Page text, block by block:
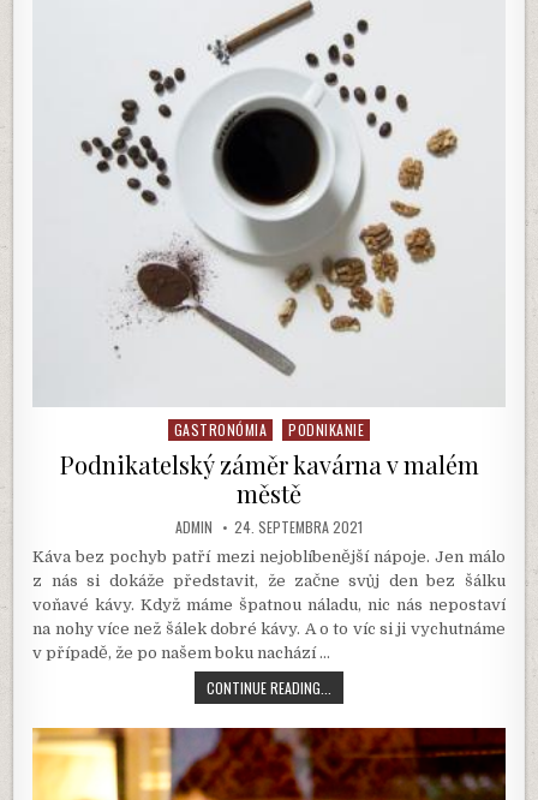
DEZERT
ALE
AJ
AKO
SKVELÝ
Posted
in
GASTRONÓMIA PODNIKANIE
Podnikatelský záměr kavárna v malém
městě
AUTHOR:
ADMIN PUBLISHED
DATE:
24. SEPTEMBRA 2021
Káva bez pochyb patří mezi nejoblíbenější nápoje. Jen málo
z nás si dokáže představit, že začne svůj den bez šálku
voňavé kávy. Když máme špatnou náladu, nic nás nepostaví
na nohy více než šálek dobré kávy. A o to víc si ji vychutnáme
v případě, že po našem boku nachází …
CONTINUE READING...
ZÁMĚR
KAVÁRNA
MALÉM
MĚSTĚ